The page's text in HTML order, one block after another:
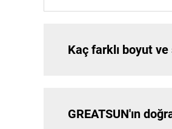
Kaç farklı boyut
GREATSUN'ın